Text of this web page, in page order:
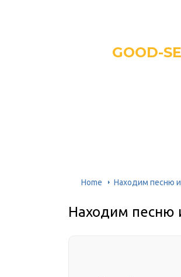
GOOD-
Home Находим песню
Находим песню